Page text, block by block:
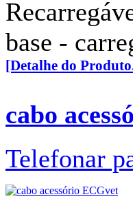
base -
[Detalhe do
cabo
Telefonar